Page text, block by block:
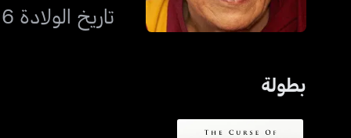
تاريخ الولادة 6 يوليو 1935
بطولة